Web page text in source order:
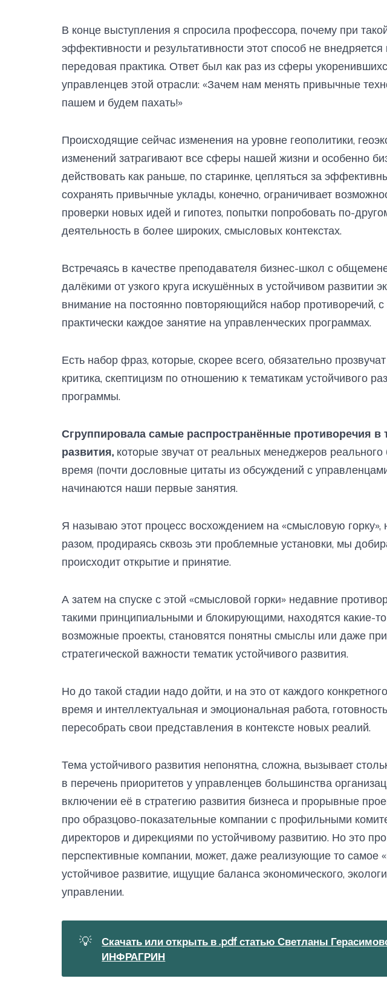
В конце выступления я спросила профессора, почему при
эффективности и результативности этот способ не внедряется
передовая практика. Ответ был как раз из сферы
управленцев этой отрасли: «Зачем нам менять привычные
пашем и будем пахать!»
Происходящие сейчас изменения на уровне геополитики,
изменений затрагивают все сферы нашей жизни и особенно
действовать как раньше, по старинке, цепляться за
сохранять привычные уклады, конечно, ограничивает
проверки новых идей и гипотез, попытки попробовать по-
деятельность в более широких, смысловых контекстах.
Встречаясь в качестве преподавателя бизнес-школ с
далёкими от узкого круга искушённых в устойчивом развитии
внимание на постоянно повторяющийся набор противоречий, с
практически каждое занятие на управленческих программах.
Есть набор фраз, которые, скорее всего, обязательно
критика, скептицизм по отношению к тематикам устойчивого
программы.
Сгруппировала самые распространённые противоречия в
развития, которые звучат от реальных менеджеров
время (почти дословные цитаты из обсуждений с
начинаются наши первые занятия.
Я называю этот процесс восхождением на «смысловую
разом, продираясь сквозь эти проблемные установки, мы
происходит открытие и принятие.
А затем на спуске с этой «смысловой горки» недавние
такими принципиальными и блокирующими, находятся какие-
возможные проекты, становятся понятны смыслы или даже
стратегической важности тематик устойчивого развития.
Но до такой стадии надо дойти, и на это от каждого
время и интеллектуальная и эмоциональная работа,
пересобрать свои представления в контексте новых реалий.
Тема устойчивого развития непонятна, сложна, вызывает
в перечень приоритетов у управленцев большинства
включении её в стратегию развития бизнеса и прорывные
про образцово-показательные компании с профильными
директоров и дирекциями по устойчивому развитию. Но это
перспективные компании, может, даже реализующие то самое
устойчивое развитие, ищущие баланса экономического,
управлении.
💡
Скачать или открыть в .pdf статью Светланы
ИНФРАГРИН